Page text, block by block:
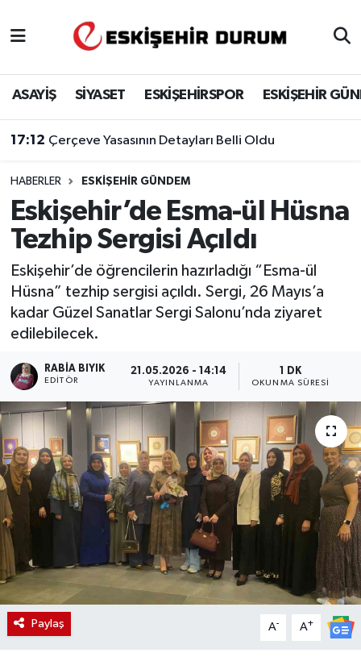
ASAYİŞ SİYASET ESKİŞEHİRSPOR ESKİŞEHİR
17:12 Çerçeve Yasasının Detayları Belli Oldu
HABERLER ESKIŞEHIR GÜNDEM
Eskişehir’de Esma-ül Hüsna
Tezhip Sergisi Açıldı
Eskişehir’de öğrencilerin hazırladığı “Esma-ül
Hüsna” tezhip sergisi açıldı. Sergi, 26 Mayıs’a
kadar Güzel Sanatlar Sergi Salonu’nda ziyaret
edilebilecek.
RABIA BIYIK
EDITÖR
21.05.2026 - 14:14
YAYINLANMA
1 DK
OKUNMA SÜRESI
Paylaş A- A+
Eskişehir Hava Durumu
Eskişehir Namaz Vakitleri
Eskişehir Trafik Yoğunluk Haritası
Süper Lig Puan Durumu ve Fikstür
Tüm Manşetler
Son Dakika Haberleri